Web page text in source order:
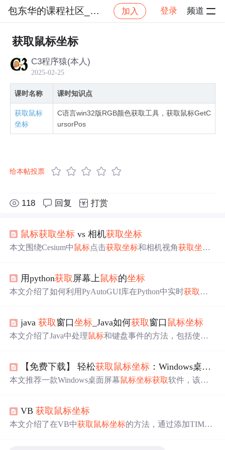
包东华的课程社区_NO_1 加入 登录 频道
社区 包东华的课程社区_NO_1
获取鼠标坐标
C3程序猿(本人)
2025-02-25
课时名称 课时知识点
获取鼠标
坐标
C语言win32版RGB颜色获取工具，获取鼠标GetC
ursorPos
给本帖投票
118 回复 打赏
鼠标获取坐标 vs 相机获取坐标
本文围绕Cesium中鼠标点击获取坐标和相机视角获取坐标
用中二者各有优势，通常需结合使用，最佳实践是开发综
合坐标工具类。
用python获取 屏幕上 鼠标的坐标
本文介绍了如何利用PyAutoGUI库在Python中实时获取 屏
，实现了持续监控 鼠标位置的功能。在遇到Ctrl+C中断
时，程序会优雅地结束。
java获取窗口坐标 _Java如何获取窗口 鼠标坐标
本文介绍了Java中处理鼠标和键盘事件的方法，包括使用
处理键盘按键。通过事件处理方法可以获取鼠标在窗口中
的坐标，实现对鼠标的跟踪和控制。
【免费下载】 轻松获取 鼠标坐标 ：Windows桌面屏幕
本文推荐一款Windows桌面屏幕鼠标坐标获取软件，该软
作。适用于自动化测试、游戏开发等场景，未来可能跨平
台，可提升工作效率。
VB获取 鼠标坐标
本文介绍了在VB中获取鼠标坐标的方法，通过添加TIMER